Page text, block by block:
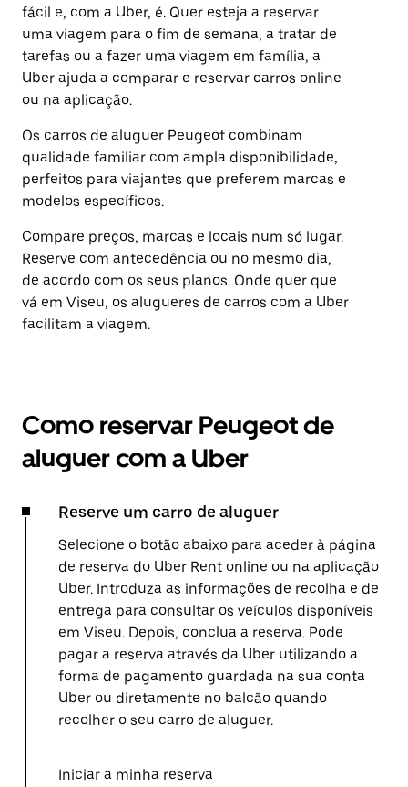
fácil e, com a Uber, é. Quer esteja a reservar
uma viagem para o fim de semana, a tratar de
tarefas ou a fazer uma viagem em família, a
Uber ajuda a comparar e reservar carros online
ou na aplicação.
Os carros de aluguer Peugeot combinam
qualidade familiar com ampla disponibilidade,
perfeitos para viajantes que preferem marcas e
modelos específicos.
Compare preços, marcas e locais num só lugar.
Reserve com antecedência ou no mesmo dia,
de acordo com os seus planos. Onde quer que
vá em Viseu, os alugueres de carros com a Uber
facilitam a viagem.
Como reservar Peugeot de
aluguer com a Uber
Reserve um carro de aluguer
Selecione o botão abaixo para aceder à página
de reserva do Uber Rent online ou na aplicação
Uber. Introduza as informações de recolha e de
entrega para consultar os veículos disponíveis
em Viseu. Depois, conclua a reserva. Pode
pagar a reserva através da Uber utilizando a
forma de pagamento guardada na sua conta
Uber ou diretamente no balcão quando
recolher o seu carro de aluguer.
Iniciar a minha reserva